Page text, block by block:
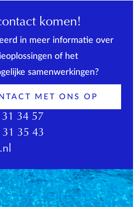
komen!
in meer informatie over
of het
samenwerkingen?
MET ONS OP
34 57
35 43